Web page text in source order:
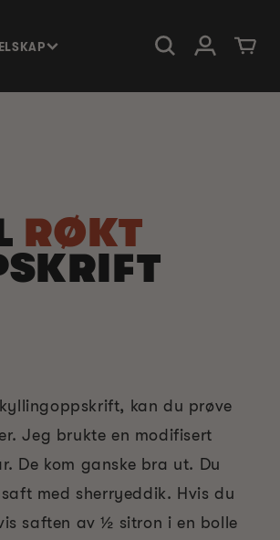
Logg Inn
RØKT
kan du prøve
Jeg brukte en modifisert
De kom ganske bra ut. Du
med sherryeddik. Hvis du
saften av ½ sitron i en bolle